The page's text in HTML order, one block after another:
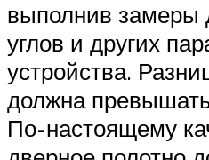
выполнив замеры
углов и других
устройства.
должна
По-настоящему